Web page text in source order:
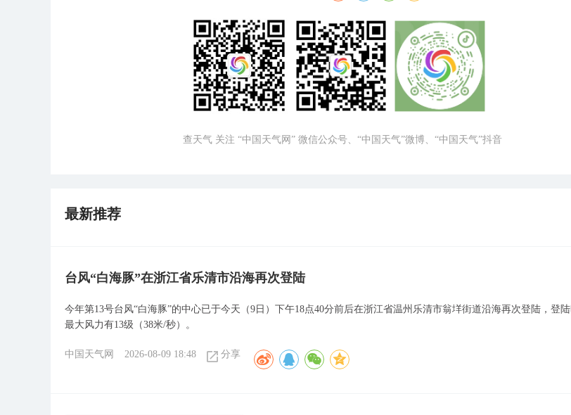
查天气 关注 “中国天气网” 微信公众号、“中国天气”微博、“中国天气”抖音
最新推荐
台风“白海豚”在浙江省乐清市沿海再次登陆
今年第13号台风“白海豚”的中心已于今天（9日）下午18点40分前后在浙江省温州乐清市翁垟街道沿海再次登陆，登
最大风力有13级（38米/秒）。
中国天气网 2026-08-09 18:48 分享